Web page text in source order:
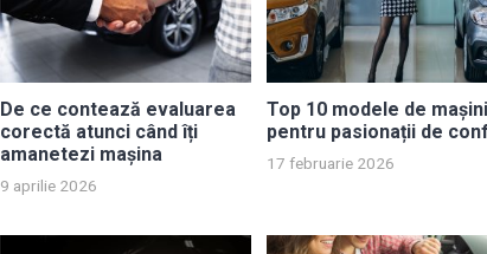
De ce contează evaluarea
corectă atunci când îți
amanetezi mașina
9 aprilie 2026
Top 10 modele de mașini
pentru pasionații de
17 februarie 2026